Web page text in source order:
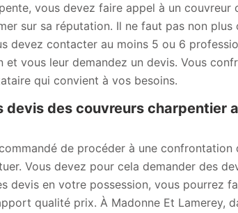
vous devez faire appel à un couvreur
sur sa réputation. Il ne faut pas non
devez contacter au moins 5 ou 6
vous leur demandez un devis. Vous
qui convient à vos besoins.
devis des couvreurs charpentier
de procéder à une confrontation
Vous devez pour cela demander des
devis en votre possession, vous pourrez
qualité prix. À Madonne Et Lamerey,